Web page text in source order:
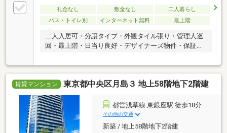
礼金なし 敷金なし
二人暮らし
バス・トイレ別
インターネット無料 最上階
二人入居可・分譲タイプ・外観タイル張り・管理人巡
回・最上階・日当り良好・デザイナーズ物件・保証人
賃貸マンション 東京都中央区月島３ 地上58階地下2階建
都営浅草線 東銀座駅 徒歩18分
その他の交通
新築 / 地上58階地下2階建